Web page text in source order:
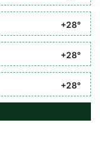
+28°
+28°
+28°